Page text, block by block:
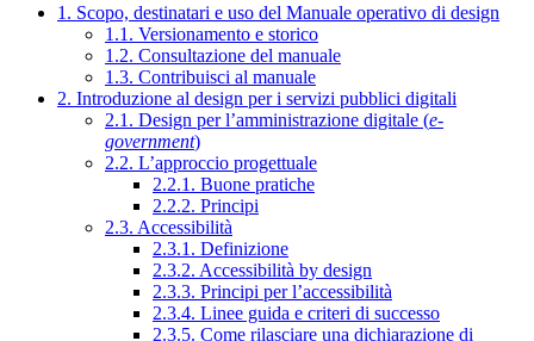
1. Scopo, destinatari e uso del Manuale operativo di design
1.1. Versionamento e storico
1.2. Consultazione del manuale
1.3. Contribuisci al manuale
2. Introduzione al design per i servizi pubblici digitali
2.1. Design per l’amministrazione digitale (e-
government)
2.2. L’approccio progettuale
2.2.1. Buone pratiche
2.2.2. Principi
2.3. Accessibilità
2.3.1. Definizione
2.3.2. Accessibilità by design
2.3.3. Principi per l’accessibilità
2.3.4. Linee guida e criteri di successo
2.3.5. Come rilasciare una dichiarazione di